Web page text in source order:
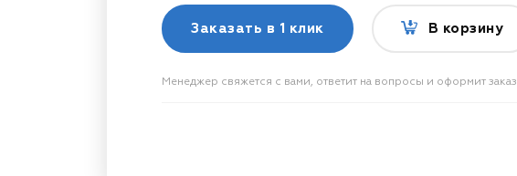
Заказать в 1 клик В корзину
Менеджер свяжется с вами, ответит на вопросы и оформит заказ